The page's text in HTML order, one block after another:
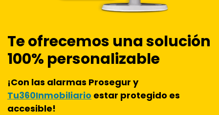
Te ofrecemos una solución
100% personalizable
¡Con las alarmas Prosegur y
Tu360Inmobiliario estar protegido es
accesible!